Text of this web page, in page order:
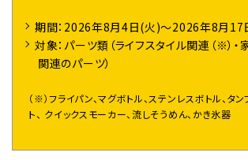
期間：2026年8月4日(火)～2026年8月17
対象：パーツ類（ライフスタイル関連（※）・
関連のパーツ）
（※）フライパン、マグボトル、ステンレスボトル、タ
ト、 クイックスモーカー、流しそうめん、かき氷器